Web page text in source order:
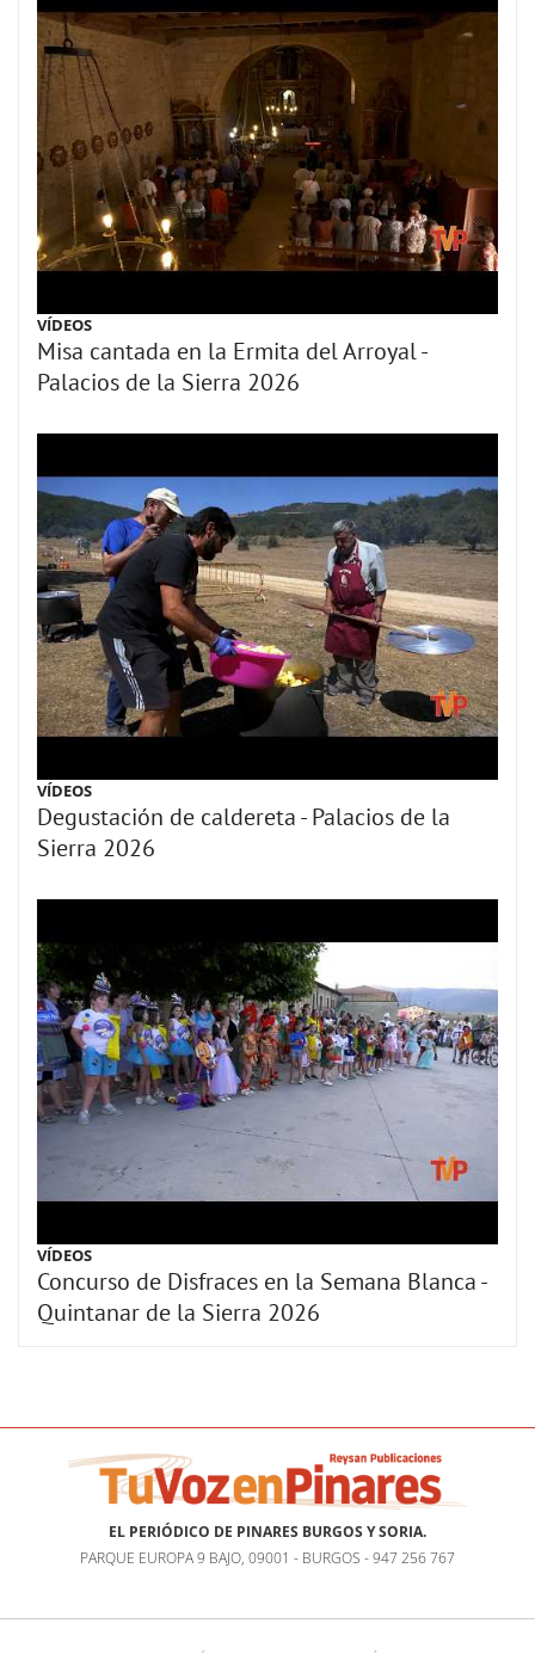
VÍDEOS
Misa cantada en la Ermita del Arroyal -
Palacios de la Sierra 2026
VÍDEOS
Degustación de caldereta - Palacios de la
Sierra 2026
VÍDEOS
Concurso de Disfraces en la Semana Blanca -
Quintanar de la Sierra 2026
EL PERIÓDICO DE PINARES BURGOS Y SORIA.
PARQUE EUROPA 9 BAJO, 09001 - BURGOS - 947 256 767